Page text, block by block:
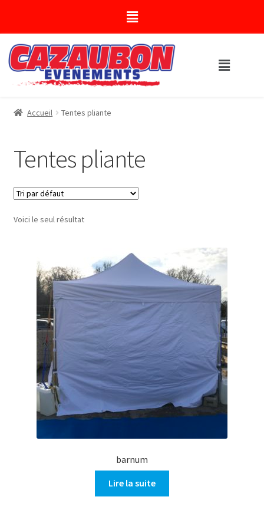
Accueil Tentes pliante
Tentes pliante
Voici le seul résultat
barnum
Lire la suite